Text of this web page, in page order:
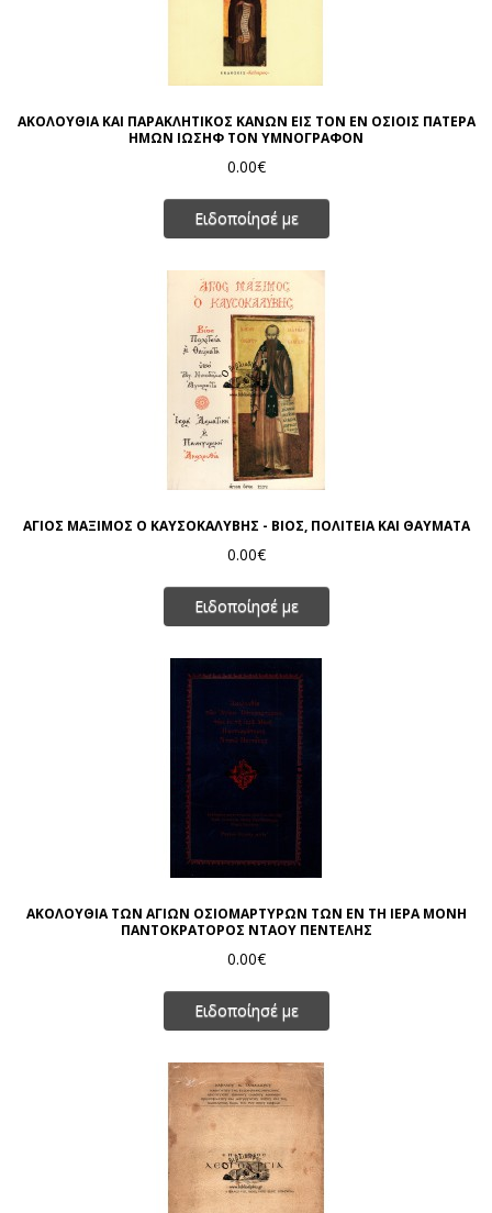
ΑΚΟΛΟΥΘΙΑ ΚΑΙ ΠΑΡΑΚΛΗΤΙΚΟΣ ΚΑΝΩΝ ΕΙΣ ΤΟΝ ΕΝ ΟΣΙΟΙΣ ΠΑΤΕΡΑ
ΗΜΩΝ ΙΩΣΗΦ ΤΟΝ ΥΜΝΟΓΡΑΦΟΝ
0.00€
Ειδοποίησέ με
ΑΓΙΟΣ ΜΑΞΙΜΟΣ Ο ΚΑΥΣΟΚΑΛΥΒΗΣ - ΒΙΟΣ, ΠΟΛΙΤΕΙΑ ΚΑΙ ΘΑΥΜΑΤΑ
0.00€
Ειδοποίησέ με
ΑΚΟΛΟΥΘΙΑ ΤΩΝ ΑΓΙΩΝ ΟΣΙΟΜΑΡΤΥΡΩΝ ΤΩΝ ΕΝ ΤΗ ΙΕΡΑ ΜΟΝΗ
ΠΑΝΤΟΚΡΑΤΟΡΟΣ ΝΤΑΟΥ ΠΕΝΤΕΛΗΣ
0.00€
Ειδοποίησέ με